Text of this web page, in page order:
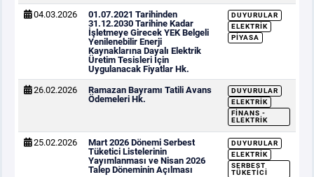
04.03.2026
01.07.2021 Tarihinden
31.12.2030 Tarihine Kadar
İşletmeye Girecek YEK Belgeli
Yenilenebilir Enerji
Kaynaklarına Dayalı Elektrik
Üretim Tesisleri İçin
Uygulanacak Fiyatlar Hk.
DUYURULAR
ELEKTRIK
PIYASA
26.02.2026
Ramazan Bayramı Tatili Avans
Ödemeleri Hk.
DUYURULAR
ELEKTRIK
FINANS -
ELEKTRIK
25.02.2026
Mart 2026 Dönemi Serbest
Tüketici Listelerinin
Yayımlanması ve Nisan 2026
Talep Döneminin Açılması
DUYURULAR
ELEKTRIK
SERBEST
TÜKETICI